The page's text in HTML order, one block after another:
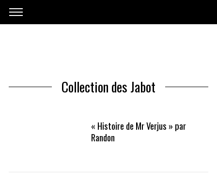
Collection des Jabot
« Histoire de Mr Verjus » par
Randon